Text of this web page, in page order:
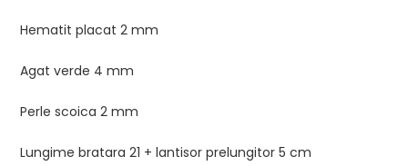
Hematit placat 2 mm
Agat verde 4 mm
Perle scoica 2 mm
Lungime bratara 21 + lantisor prelungitor 5 cm